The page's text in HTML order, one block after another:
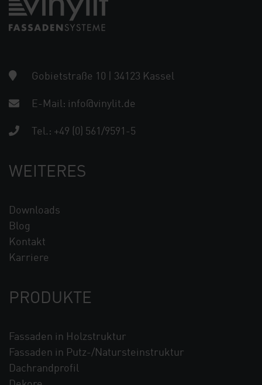
Gobietstraße 10 | 34123 Kassel
E-Mail: info@vinylit.de
Tel.: +49 (0) 561/9591-5
PRODUKTE
Fassaden in Holzstruktur
Fassaden in Putz-/Natursteinstruktur
Dachrandprofil
WEITERES
Downloads
Blog
Kontakt
Karriere